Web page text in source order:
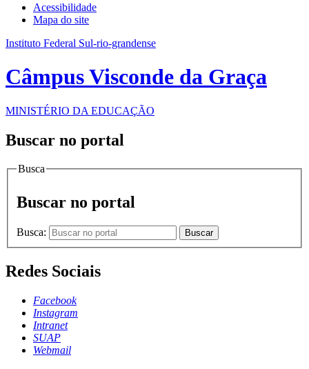
Acessibilidade
Mapa do site
Instituto Federal Sul-rio-grandense
Câmpus Visconde da Graça
MINISTÉRIO DA EDUCAÇÃO
Buscar no portal
Busca
Buscar no portal
Busca: Buscar
Redes Sociais
Facebook
Instagram
Intranet
SUAP
Webmail